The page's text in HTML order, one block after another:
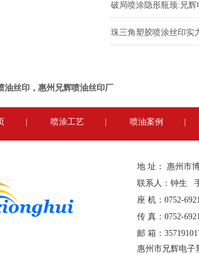
珠三角塑胶喷涂丝印实
油丝印，惠州兄辉喷油丝印厂
喷涂工艺 喷油案例
地 址： 惠州市
联系人：钟生
座 机：0752-
传 真：0752-
邮 箱：
惠州市兄辉电子